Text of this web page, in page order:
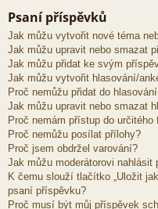
Psaní příspěvků
Jak můžu vytvořit nové téma
Jak můžu upravit nebo smazat
Jak můžu přidat ke svým
Jak můžu vytvořit hlasování/
Proč nemůžu přidat do
Jak můžu upravit nebo smazat
Proč nemám přístup do určitého
Proč nemůžu posílat přílohy?
Proč jsem obdržel varování?
Jak můžu moderátorovi nahlásit
K čemu slouží tlačítko „Uložit
psaní příspěvku?
Proč musí být můj příspěvek